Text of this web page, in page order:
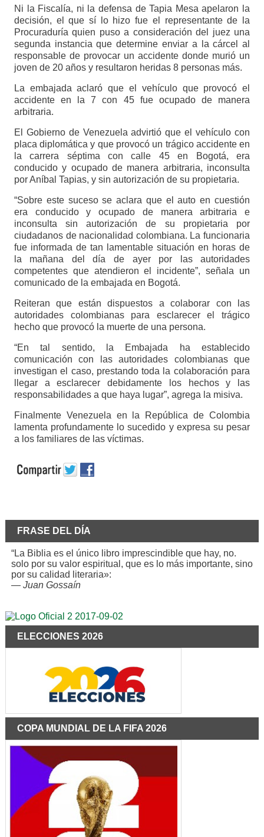
Ni la Fiscalía, ni la defensa de Tapia Mesa apelaron la
decisión, el que sí lo hizo fue el representante de la
Procuraduría quien puso a consideración del juez una
segunda instancia que determine enviar a la cárcel al
responsable de provocar un accidente donde murió un
joven de 20 años y resultaron heridas 8 personas más.
La embajada aclaró que el vehículo que provocó el
accidente en la 7 con 45 fue ocupado de manera
arbitraria.
El Gobierno de Venezuela advirtió que el vehículo con
placa diplomática y que provocó un trágico accidente en
la carrera séptima con calle 45 en Bogotá, era
conducido y ocupado de manera arbitraria, inconsulta
por Aníbal Tapias, y sin autorización de su propietaria.
“Sobre este suceso se aclara que el auto en cuestión
era conducido y ocupado de manera arbitraria e
inconsulta sin autorización de su propietaria por
ciudadanos de nacionalidad colombiana. La funcionaria
fue informada de tan lamentable situación en horas de
la mañana del día de ayer por las autoridades
competentes que atendieron el incidente”, señala un
comunicado de la embajada en Bogotá.
Reiteran que están dispuestos a colaborar con las
autoridades colombianas para esclarecer el trágico
hecho que provocó la muerte de una persona.
“En tal sentido, la Embajada ha establecido
comunicación con las autoridades colombianas que
investigan el caso, prestando toda la colaboración para
llegar a esclarecer debidamente los hechos y las
responsabilidades a que haya lugar”, agrega la misiva.
Finalmente Venezuela en la República de Colombia
lamenta profundamente lo sucedido y expresa su pesar
a los familiares de las víctimas.
FRASE DEL DÍA
“La Biblia es el único libro imprescindible que hay, no.
solo por su valor espiritual, que es lo más importante, sino
por su calidad literaria»:
— Juan Gossaín
ELECCIONES 2026
COPA MUNDIAL DE LA FIFA 2026